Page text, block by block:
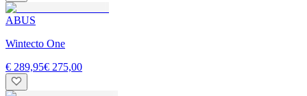
ABUS
Wintecto One
€ 289,95€ 275,00